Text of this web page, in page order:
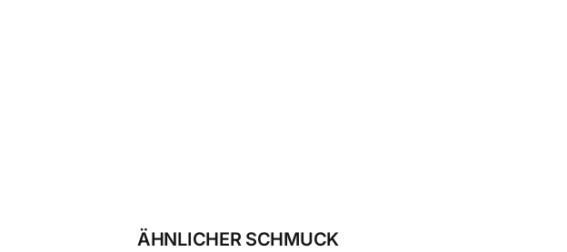
ÄHNLICHER SCHMUCK